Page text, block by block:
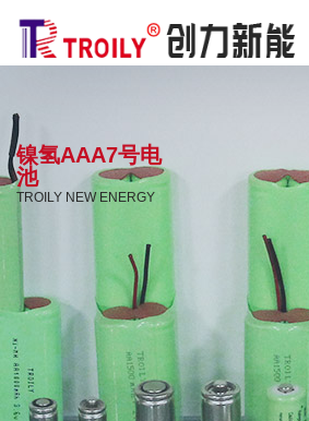
镍氢AAA7号电
池
TROILY NEW ENERGY